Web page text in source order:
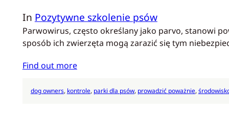
In Pozytywne szkolenie psów
Parwowirus, często określany jako parvo, stanowi
sposób ich zwierzęta mogą zarazić się tym
Find out more
dog owners, kontrole, parki dla psów, prowadzić poważnie,